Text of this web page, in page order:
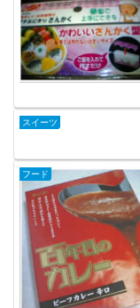
スイーツ
フード